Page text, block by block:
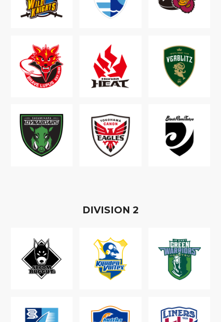
DIVISION 2